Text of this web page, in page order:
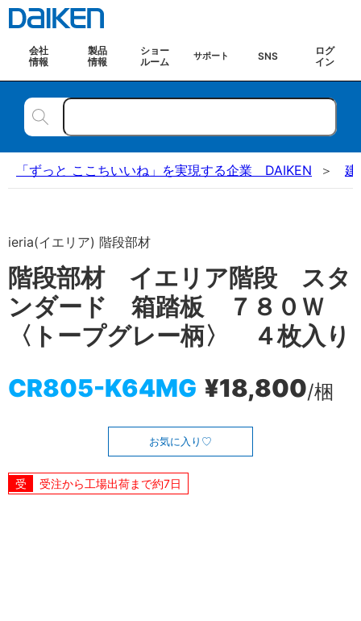
会社
情報
製品
情報
ショー
ルーム
サポート SNS
ログ
イン
「ずっと ここちいいね」を実現する企業 DAIKEN 建
ieria(イエリア) 階段部材
階段部材 イエリア階段 スタ
ンダード 箱踏板 ７８０Ｗ
〈トープグレー柄〉 ４枚入り
CR805-K64MG ¥18,800/梱
お気に入り
受注から工場出荷まで約7日